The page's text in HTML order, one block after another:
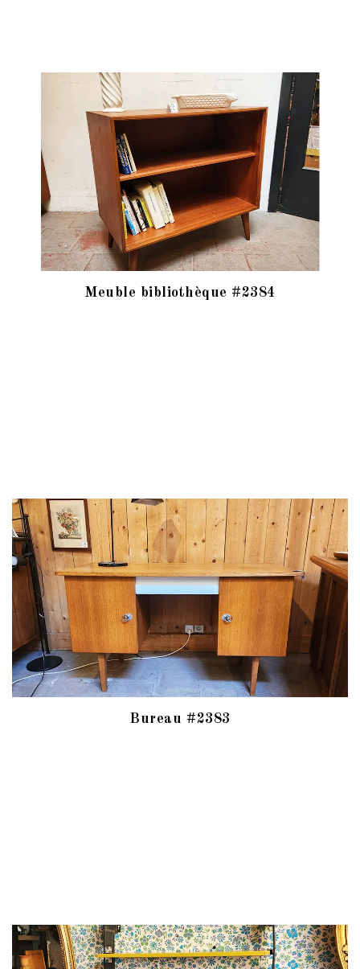
Meuble bibliothèque #2384
Bureau #2383